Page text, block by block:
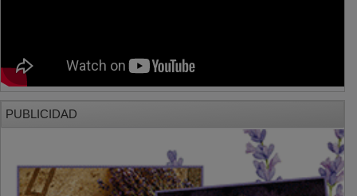
PUBLICIDAD